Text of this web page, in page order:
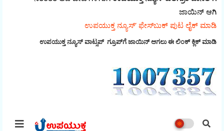
ಜಾಯಿನ್‌ ಆಗಿ
ಉಪಯುಕ್ತ ನ್ಯೂಸ್‌’ ಫೇಸ್‌ಬುಕ್ ಪುಟ ಲೈಕ್ ಮಾಡಿ
ಉಪಯುಕ್ತ ನ್ಯೂಸ್‌ ವಾಟ್ಸಪ್‌ ಗ್ರೂಪ್‌ಗೆ ಜಾಯಿನ್ ಆಗಲು ಈ ಲಿಂಕ್ ಕ್ಲಿಕ್ ಮಾಡಿ